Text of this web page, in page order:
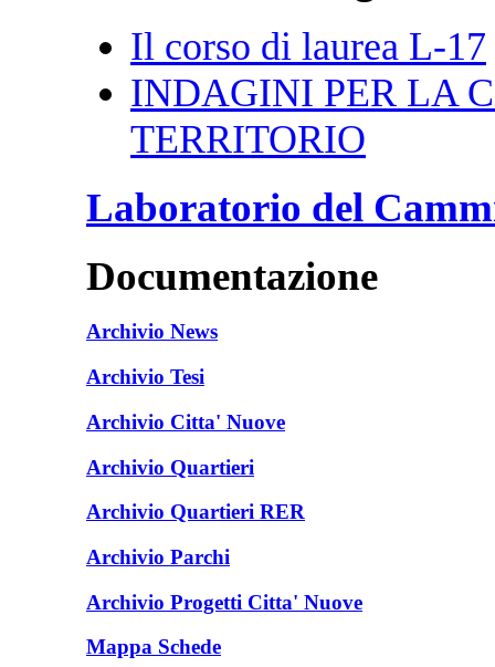
Il corso di laurea L-17
INDAGINI PER LA
TERRITORIO
Laboratorio del
Documentazione
Archivio News
Archivio Tesi
Archivio Citta' Nuove
Archivio Quartieri
Archivio Quartieri RER
Archivio Parchi
Archivio Progetti Citta' Nuove
Mappa Schede